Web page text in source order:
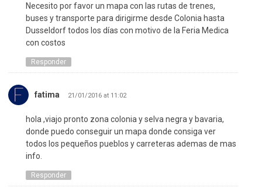
Necesito por favor un mapa con las rutas de trenes,
buses y transporte para dirigirme desde Colonia hasta
Dusseldorf todos los días con motivo de la Feria Medica
con costos
Responder
fatima 21/01/2016 at 11:02
hola ,viajo pronto zona colonia y selva negra y bavaria,
donde puedo conseguir un mapa donde consiga ver
todos los pequeños pueblos y carreteras ademas de mas
info.
Responder